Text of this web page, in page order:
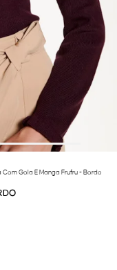
Com Gola E Manga Frufru - Bordo